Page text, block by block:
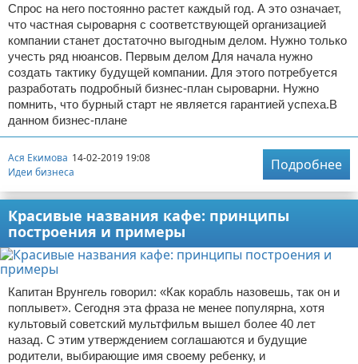
Спрос на него постоянно растет каждый год. А это означает,
что частная сыроварня с соответствующей организацией
компании станет достаточно выгодным делом. Нужно только
учесть ряд нюансов. Первым делом Для начала нужно
создать тактику будущей компании. Для этого потребуется
разработать подробный бизнес-план сыроварни. Нужно
помнить, что бурный старт не является гарантией успеха.В
данном бизнес-плане
Ася Екимова 14-02-2019 19:08
Идеи бизнеса
Подробнее
Красивые названия кафе: принципы
построения и примеры
Капитан Врунгель говорил: «Как корабль назовешь, так он и
поплывет». Сегодня эта фраза не менее популярна, хотя
культовый советский мультфильм вышел более 40 лет
назад. С этим утверждением соглашаются и будущие
родители, выбирающие имя своему ребенку, и